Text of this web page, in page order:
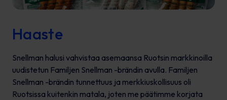
Haaste
Snellman halusi vahvistaa asemaansa Ruotsin markkinoilla
uudistetun Familjen Snellman -brändin avulla. Familjen
Snellman -brändin tunnettuus ja merkkiuskollisuus oli
Ruotsissa kuitenkin matala, joten me päätimme korjata